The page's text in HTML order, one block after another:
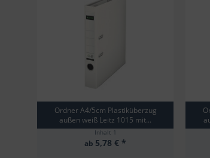
Ordner A4/5cm Plastiküberzug
außen weiß Leitz 1015 mit...
Inhalt 1
ab 5,78 € *